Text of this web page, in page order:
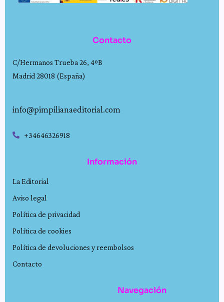
Contacto
C/Hermanos Trueba 26, 4ºB
Madrid 28018 (España)
info@pimpilianaeditorial.com
+34646326918
Información
La Editorial
Aviso legal
Política de privacidad
Política de cookies
Política de devoluciones y reembolsos
Contacto
Navegación